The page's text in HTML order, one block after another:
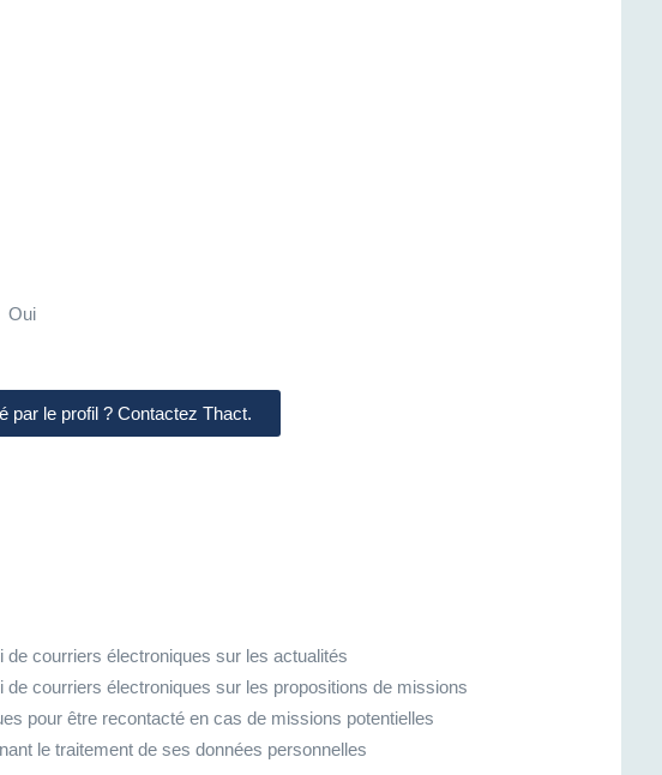
Oui
par le profil ? Contactez Thact.
de courriers électroniques sur les actualités
de courriers électroniques sur les propositions de missions
pour être recontacté en cas de missions potentielles
le traitement de ses données personnelles